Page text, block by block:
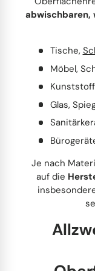
abwischbaren,
Tische,
Möbel,
Glas,
Je nach
auf die